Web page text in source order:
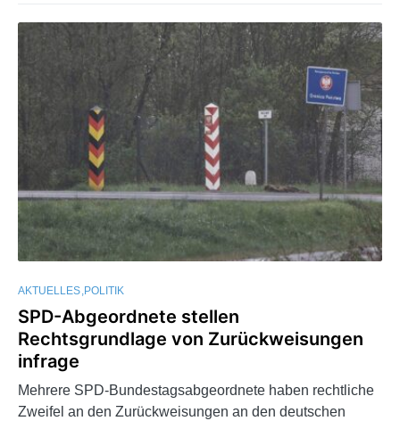
AKTUELLES POLITIK
SPD-Abgeordnete stellen
Rechtsgrundlage von Zurückweisungen
infrage
Mehrere SPD-Bundestagsabgeordnete haben rechtliche
Zweifel an den Zurückweisungen an den deutschen